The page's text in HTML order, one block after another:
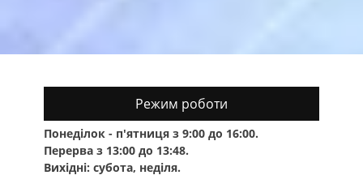
Режим роботи
Понеділок - п'ятниця з 9:00 до 16:00.
Перерва з 13:00 до 13:48.
Вихідні: субота, неділя.